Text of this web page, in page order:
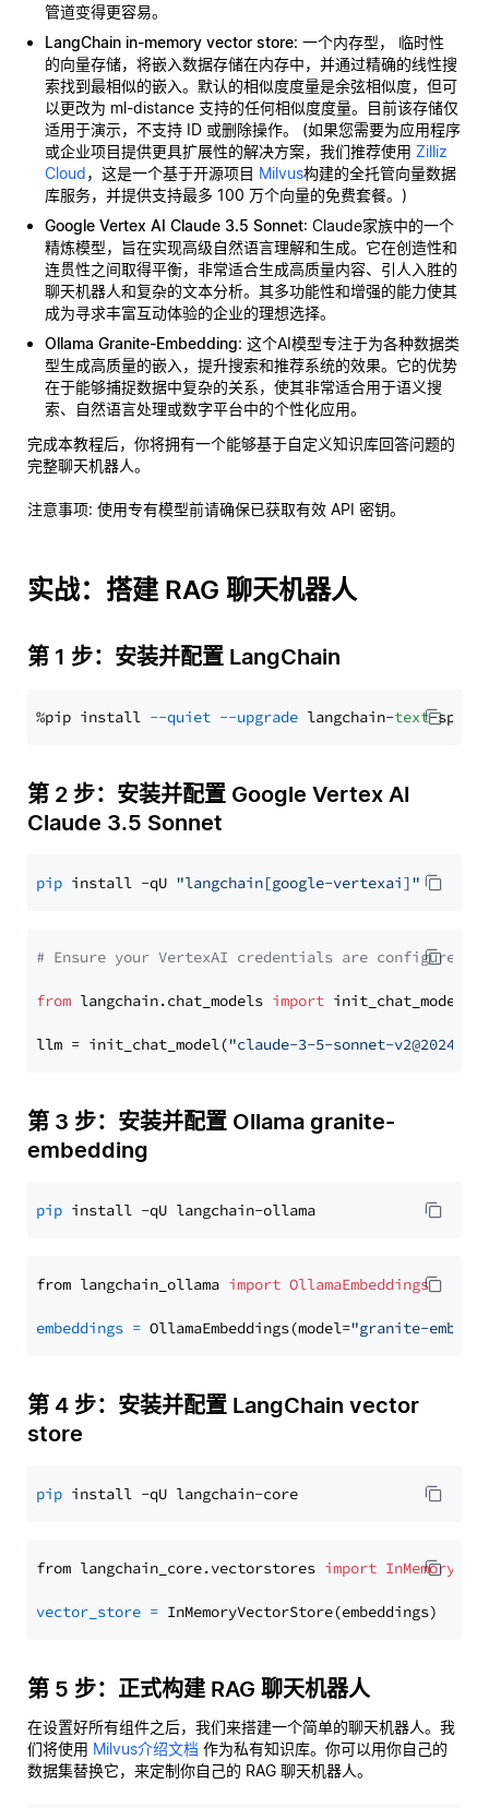
管道变得更容易。
LangChain in-memory vector store: 一个内存型， 临时性
的向量存储，将嵌入数据存储在内存中，并通过精确的线性搜
索找到最相似的嵌入。默认的相似度度量是余弦相似度，但可
以更改为 ml-distance 支持的任何相似度度量。目前该存储仅
适用于演示，不支持 ID 或删除操作。 (如果您需要为应用程序
或企业项目提供更具扩展性的解决方案，我们推荐使用 Zilliz
Cloud，这是一个基于开源项目 Milvus构建的全托管向量数据
库服务，并提供支持最多 100 万个向量的免费套餐。)
Google Vertex AI Claude 3.5 Sonnet: Claude家族中的一个
精炼模型，旨在实现高级自然语言理解和生成。它在创造性和
连贯性之间取得平衡，非常适合生成高质量内容、引人入胜的
聊天机器人和复杂的文本分析。其多功能性和增强的能力使其
成为寻求丰富互动体验的企业的理想选择。
Ollama Granite-Embedding: 这个AI模型专注于为各种数据类
型生成高质量的嵌入，提升搜索和推荐系统的效果。它的优势
在于能够捕捉数据中复杂的关系，使其非常适合用于语义搜
索、自然语言处理或数字平台中的个性化应用。
完成本教程后，你将拥有一个能够基于自定义知识库回答问题的
完整聊天机器人。
注意事项: 使用专有模型前请确保已获取有效 API 密钥。
实战：搭建 RAG 聊天机器人
第 1 步：安装并配置 LangChain
%pip install --quiet --upgrade langchain-text
第 2 步：安装并配置 Google Vertex AI
Claude 3.5 Sonnet
pip install -qU "langchain[google-vertexai]"
# Ensure your VertexAI credentials are configured
from langchain.chat_models import init_chat_model
llm = init_chat_model("claude-3-5-sonnet-
第 3 步：安装并配置 Ollama granite-
embedding
pip
from langchain_ollama import OllamaEmbeddings
embeddings = OllamaEmbeddings(model="granite-
第 4 步：安装并配置 LangChain vector
store
pip
from langchain_core.vectorstores import
vector_store =
第 5 步：正式构建 RAG 聊天机器人
在设置好所有组件之后，我们来搭建一个简单的聊天机器人。我
们将使用 Milvus介绍文档 作为私有知识库。你可以用你自己的
数据集替换它，来定制你自己的 RAG 聊天机器人。